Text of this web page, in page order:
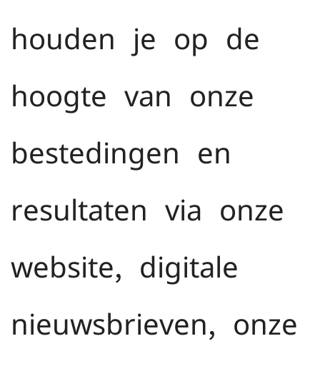
houden je op de
hoogte van onze
bestedingen en
resultaten via onze
website, digitale
nieuwsbrieven, onze